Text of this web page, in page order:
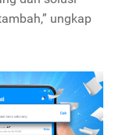
ungkap